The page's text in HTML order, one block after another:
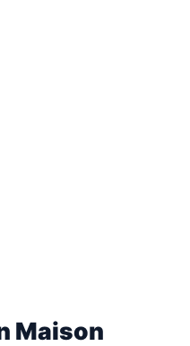
Maison